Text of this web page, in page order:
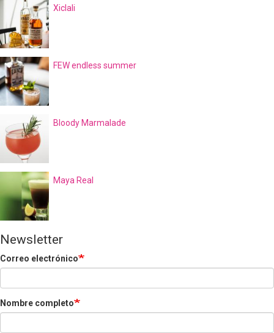
Xiclali
FEW endless summer
Bloody Marmalade
Maya Real
Newsletter
Correo electrónico
Nombre completo